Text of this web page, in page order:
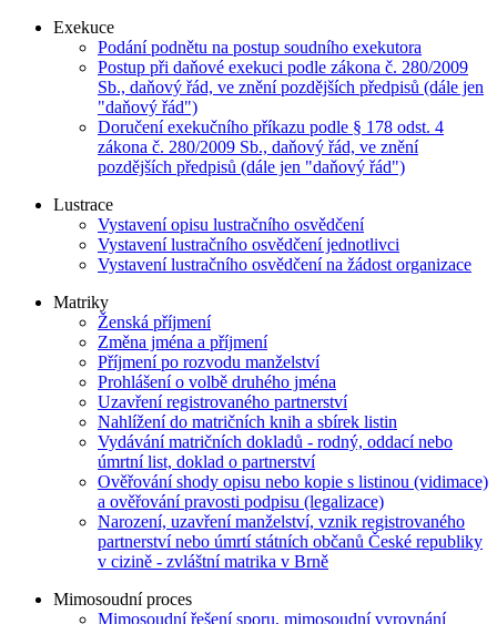
Exekuce
Podání podnětu na postup soudního exekutora
Postup při daňové exekuci podle zákona č. 280/2009
Sb., daňový řád, ve znění pozdějších předpisů (dále jen
"daňový řád")
Doručení exekučního příkazu podle § 178 odst. 4
zákona č. 280/2009 Sb., daňový řád, ve znění
pozdějších předpisů (dále jen "daňový řád")
Lustrace
Vystavení opisu lustračního osvědčení
Vystavení lustračního osvědčení jednotlivci
Vystavení lustračního osvědčení na žádost organizace
Matriky
Ženská příjmení
Změna jména a příjmení
Příjmení po rozvodu manželství
Prohlášení o volbě druhého jména
Uzavření registrovaného partnerství
Nahlížení do matričních knih a sbírek listin
Vydávání matričních dokladů - rodný, oddací nebo
úmrtní list, doklad o partnerství
Ověřování shody opisu nebo kopie s listinou (vidimace)
a ověřování pravosti podpisu (legalizace)
Narození, uzavření manželství, vznik registrovaného
partnerství nebo úmrtí státních občanů České republiky
v cizině - zvláštní matrika v Brně
Mimosoudní proces
Mimosoudní řešení sporu, mimosoudní vyrovnání